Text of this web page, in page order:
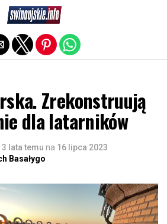
Zrekonstruują
dla latarników
3 lata temu na 16 lipca 2023
Basałygo
mobile version